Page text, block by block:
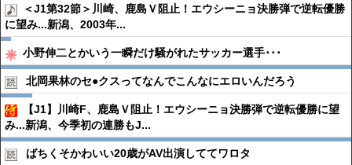
＜J1第32節＞川崎、鹿島Ｖ阻止！エウシーニョ決勝弾で逆転優勝
に望み...新潟、2003年...
小野伸二とかいう一瞬だけ騒がれたサッカー選手･･･
北岡果林のセ●︎クスってなんでこんなにエロいんだろう
【J1】川崎F、鹿島Ｖ阻止！エウシーニョ決勝弾で逆転優勝に望
み...新潟、今季初の連勝もJ...
ばちくそかわいい20歳がAV出演しててワロタ